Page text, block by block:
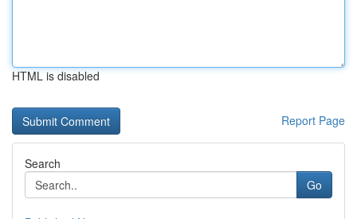
HTML is disabled
Report Page
Search
Go